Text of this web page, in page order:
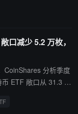
供应收缩放缓，并
从近 800 亿美元
已翻倍。此前 2025
随后重返历史新
竞争者入场，Paxos
量增长，主要金融机
口减少 5.2 万枚，
CoinShares 分析季度
ETF 敞口从 31.3 万
申报者持有的美国